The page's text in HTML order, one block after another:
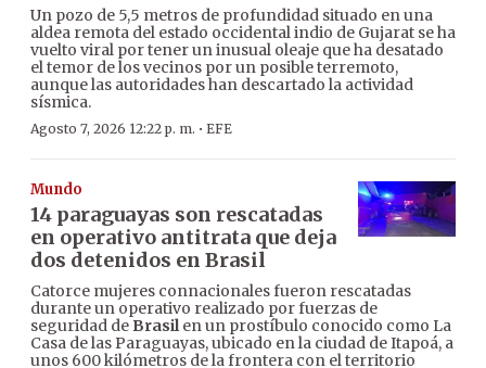
Un pozo de 5,5 metros de profundidad situado en una
aldea remota del estado occidental indio de Gujarat se ha
vuelto viral por tener un inusual oleaje que ha desatado
el temor de los vecinos por un posible terremoto,
aunque las autoridades han descartado la actividad
sísmica.
Agosto 7, 2026 12:22 p. m. · EFE
Mundo
14 paraguayas son rescatadas
en operativo antitrata que deja
dos detenidos en Brasil
Catorce mujeres connacionales fueron rescatadas
durante un operativo realizado por fuerzas de
seguridad de Brasilen un prostíbulo conocido como La
Casa de las Paraguayas, ubicado en la ciudad de Itapoá, a
unos 600 kilómetros de la frontera con el territorio